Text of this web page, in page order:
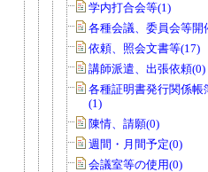
学内打合会等(1)
各種会議、委員会等開
依頼、照会文書等(17)
講師派遣、出張依頼(0)
各種証明書発行関係帳
(1)
陳情、請願(0)
週間・月間予定(0)
会議室等の使用(0)